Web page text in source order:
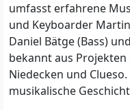
umfasst erfahrene
und Keyboarder
Daniel Bätge (Bass)
bekannt aus
Niedecken und
musikalische